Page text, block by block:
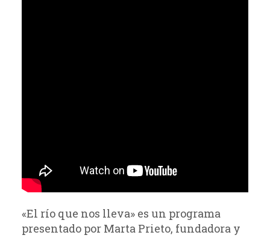
«El río que nos lleva» es un programa
presentado por Marta Prieto, fundadora y